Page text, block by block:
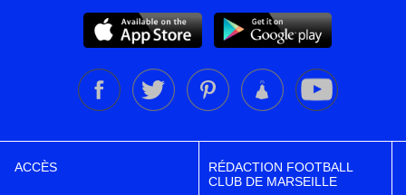
ACCÈS
RÉDACTION FOOTBALL
CLUB DE MARSEILLE